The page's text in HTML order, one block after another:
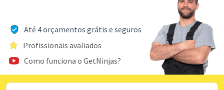
Até 4 orçamentos grátis e seguros
Profissionais avaliados
Como funciona o GetNinjas?